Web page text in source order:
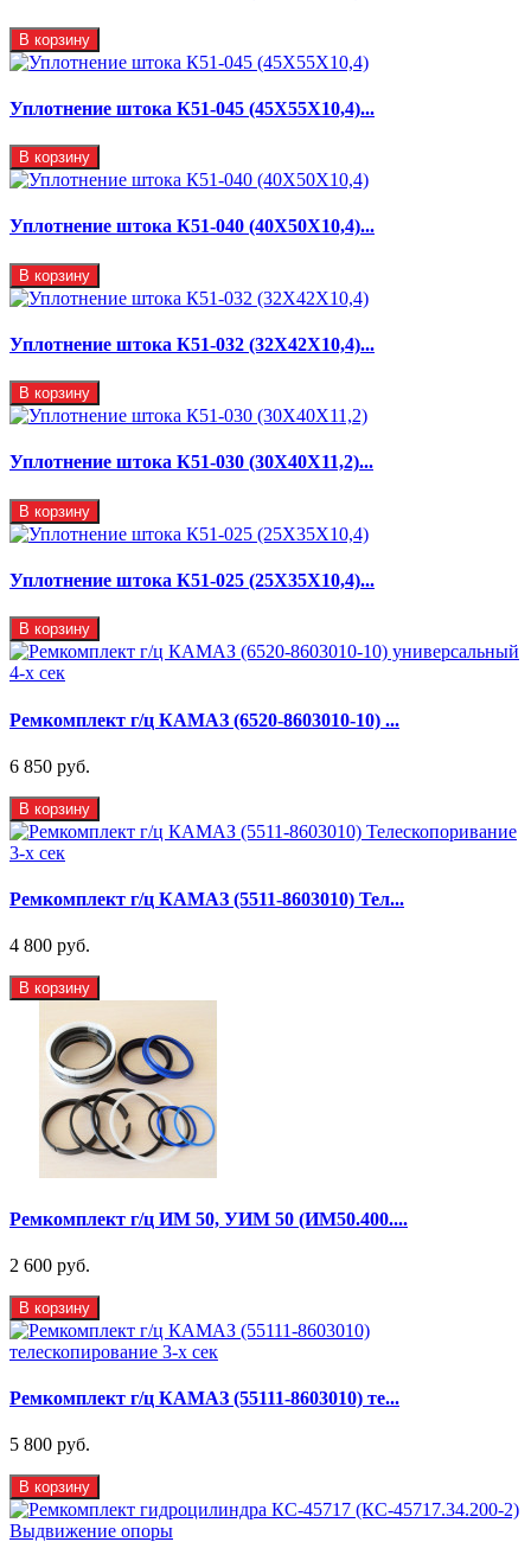
В корзину
Уплотнение штока К51-045 (45Х55Х10,4)...
В корзину
Уплотнение штока К51-040 (40Х50Х10,4)...
В корзину
Уплотнение штока К51-032 (32Х42Х10,4)...
В корзину
Уплотнение штока К51-030 (30Х40Х11,2)...
В корзину
Уплотнение штока К51-025 (25Х35Х10,4)...
В корзину
Ремкомплект г/ц КАМАЗ (6520-8603010-10) ...
6 850 руб.
В корзину
Ремкомплект г/ц КАМАЗ (5511-8603010) Тел...
4 800 руб.
В корзину
Ремкомплект г/ц ИМ 50, УИМ 50 (ИМ50.400....
2 600 руб.
В корзину
Ремкомплект г/ц КАМАЗ (55111-8603010) те...
5 800 руб.
В корзину